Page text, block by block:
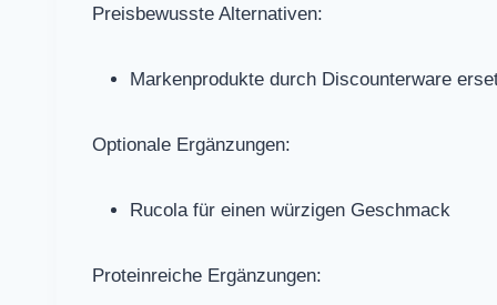
Preisbewusste Alternativen:
Markenprodukte durch Discounterware
Optionale Ergänzungen:
Rucola für einen würzigen Geschmack
Proteinreiche Ergänzungen: